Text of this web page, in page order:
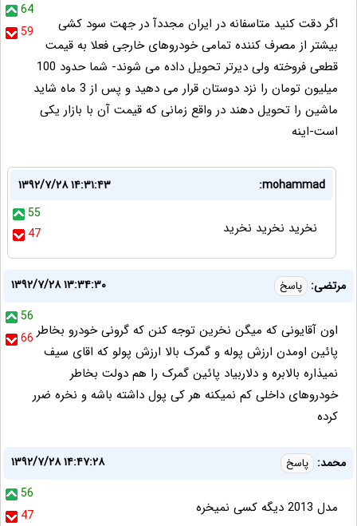
64
59
اگر دقت کنید متاسفانه در ایران مجددآ در جهت سود کشی
بیشتر از مصرف کننده تمامی خودروهای خارجی فعلا به قیمت
قطعی فروخته ولی دیرتر تحویل داده می شوند- شما حدود 100
میلیون تومان را نزد دوستان قرار می دهید و پس از 3 ماه شاید
ماشین را تحویل دهند در واقع زمانی که قیمت آن با بازار یکی
است-اینه
mohammad:
۱۳۹۲/۷/۲۸ ۱۴:۳۱:۴۳
55
47
نخرید نخرید نخرید
مرتضی: پاسخ
۱۳۹۲/۷/۲۸ ۱۳:۳۴:۳۰
56
66 اون آقایونی که میگن نخرین توجه کنن که گرونی خودرو بخاطر
پائین اومدن ارزش پوله و گمرک بالا ارزش پولو که اقای سیف
نمیذاره بالابره و دلاربیاد پائین گمرک را هم دولت بخاطر
خودروهای داخلی کم نمیکنه هر کی پول داشته باشه و نخره ضرر
کرده
محمد: پاسخ
۱۳۹۲/۷/۲۸ ۱۴:۴۷:۲۸
56
47
مدل 2013 دیگه کسی نمیخره